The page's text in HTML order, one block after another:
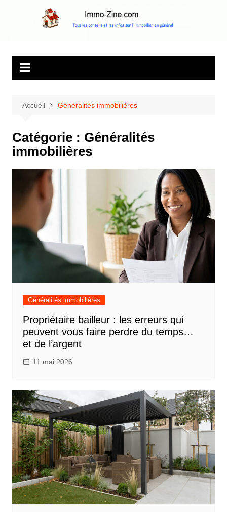
Immo Zine, le
d'information sur
Tous les conseils et les infos sur l'immobilier en général
Accueil Généralités immobilières
Catégorie : Généralités
immobilières
Généralités immobilières
Propriétaire bailleur : les erreurs qui
peuvent vous faire perdre du temps…
et de l’argent
11 mai 2026